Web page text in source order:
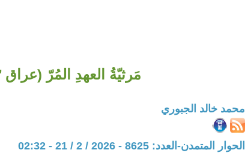
مَرثيّةُ العهدِ المُرّ (عراق ٢٠٠٣)
محمد خالد الجبوري
الحوار المتمدن-العدد: 8625 - 2026 / 2 / 21 - 02:32